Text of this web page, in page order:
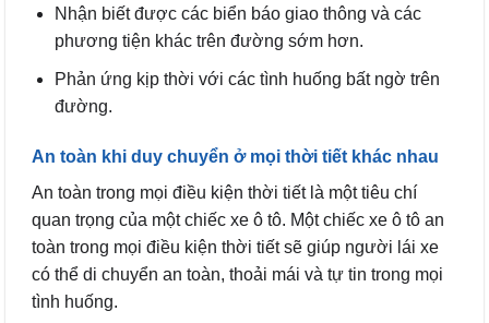
Nhận biết được các biển báo giao thông và các
phương tiện khác trên đường sớm hơn.
Phản ứng kịp thời với các tình huống bất ngờ trên
đường.
An toàn khi duy chuyển ở mọi thời tiết khác nhau
An toàn trong mọi điều kiện thời tiết là một tiêu chí
quan trọng của một chiếc xe ô tô. Một chiếc xe ô tô an
toàn trong mọi điều kiện thời tiết sẽ giúp người lái xe
có thể di chuyển an toàn, thoải mái và tự tin trong mọi
tình huống.